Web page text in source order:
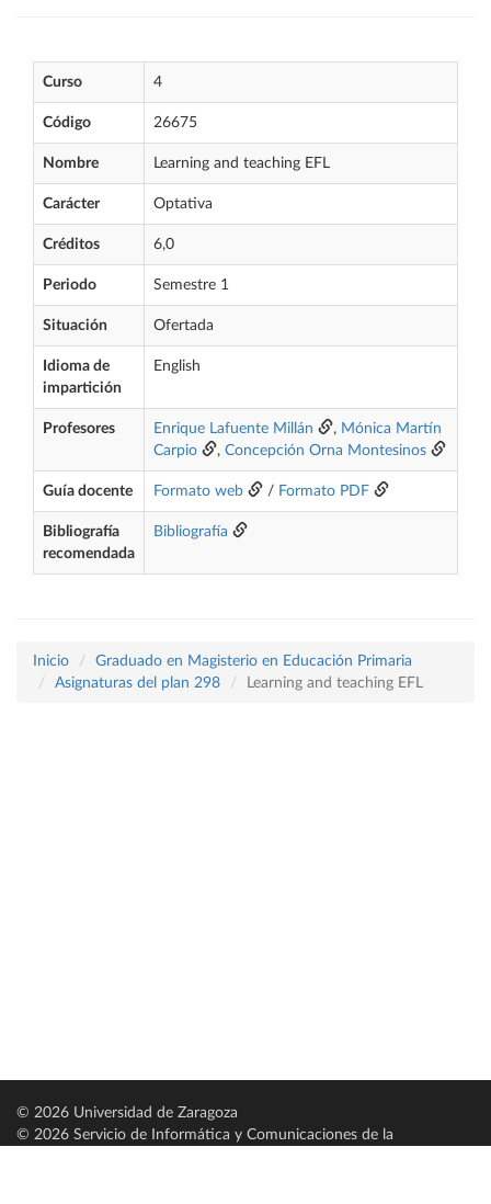
Curso 4
Código 26675
Nombre Learning and teaching EFL
Carácter Optativa
Créditos 6,0
Periodo Semestre 1
Situación Ofertada
Idioma de
impartición
English
Profesores Enrique Lafuente Millán , Mónica Martín
Carpio
, Concepción Orna Montesinos
Guía docente Formato web / Formato PDF
Bibliografía
recomendada
Bibliografía
Inicio
Graduado en Magisterio en Educación Primaria
Asignaturas del plan 298
Learning and teaching EFL
© 2026 Universidad de Zaragoza
© 2026 Servicio de Informática y Comunicaciones de la